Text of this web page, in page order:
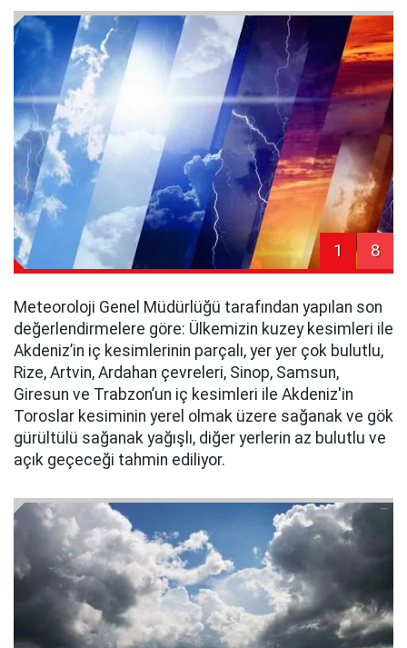
1 8
Meteoroloji Genel Müdürlüğü tarafından yapılan son
değerlendirmelere göre: Ülkemizin kuzey kesimleri ile
Akdeniz’in iç kesimlerinin parçalı, yer yer çok bulutlu,
Rize, Artvin, Ardahan çevreleri, Sinop, Samsun,
Giresun ve Trabzon’un iç kesimleri ile Akdeniz'in
Toroslar kesiminin yerel olmak üzere sağanak ve gök
gürültülü sağanak yağışlı, diğer yerlerin az bulutlu ve
açık geçeceği tahmin ediliyor.